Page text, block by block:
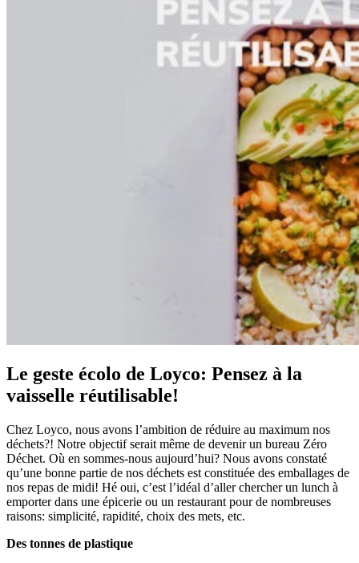
Le geste écolo de Loyco: Pensez à la
vaisselle réutilisable!
Chez Loyco, nous avons l’ambition de réduire au maximum nos
déchets?! Notre objectif serait même de devenir un bureau Zéro
Déchet. Où en sommes-nous aujourd’hui? Nous avons constaté
qu’une bonne partie de nos déchets est constituée des emballages de
nos repas de midi! Hé oui, c’est l’idéal d’aller chercher un lunch à
emporter dans une épicerie ou un restaurant pour de nombreuses
raisons: simplicité, rapidité, choix des mets, etc.
Des tonnes de plastique